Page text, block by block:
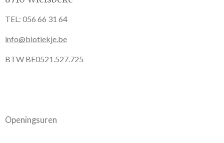
TEL: 056 66 31 64
info@biotiekje.be
BTW BE0521.527.725
Openingsuren